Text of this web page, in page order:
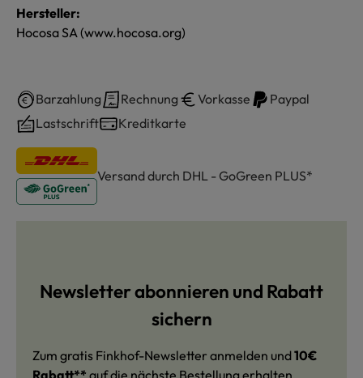
Hersteller:
Hocosa SA (www.hocosa.org)
Barzahlung Rechnung Vorkasse
Paypal
Lastschrift
Kreditkarte
Versand durch DHL - GoGreen PLUS*
Newsletter abonnieren und Rabatt
sichern
Zum gratis Finkhof-Newsletter anmelden und10€